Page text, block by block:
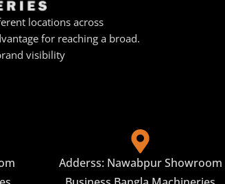
locations across
for reaching a broad.
visibility
Adderss: Nawabpur Showroom